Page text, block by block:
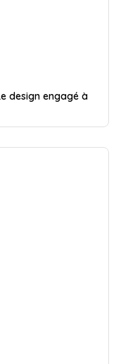
design engagé à